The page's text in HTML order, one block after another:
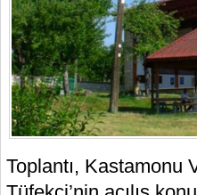
Toplantı, Kastamonu